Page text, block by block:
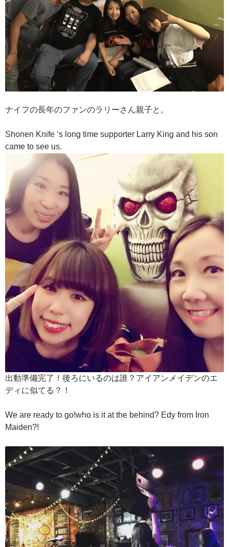
ナイフの長年のファンのラリーさん親子と。
Shonen Knife ‘s long time supporter Larry King and his son
came to see us.
出動準備完了！後ろにいるのは誰？アイアンメイデンのエ
ディに似てる？！
We are ready to go!who is it at the behind? Edy from Iron
Maiden?!